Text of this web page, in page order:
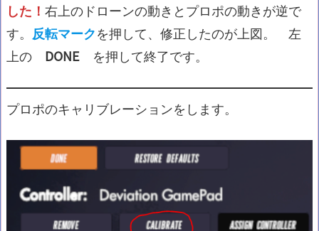
した！ 右上のドローンの動きとプロポの動きが逆で
す。 反転マークを押して、修正したのが上図。 左
上の DONE を押して終了です。
プロポのキャリブレーションをします。